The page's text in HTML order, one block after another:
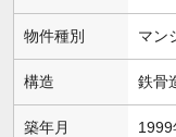
物件種別 マン
構造 鉄骨
築年月